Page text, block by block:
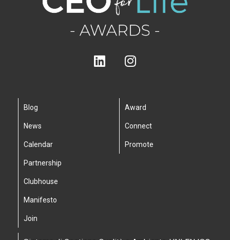
Blog
News
Calendar
Partnership
Clubhouse
Manifesto
Join
Award
Connect
Promote